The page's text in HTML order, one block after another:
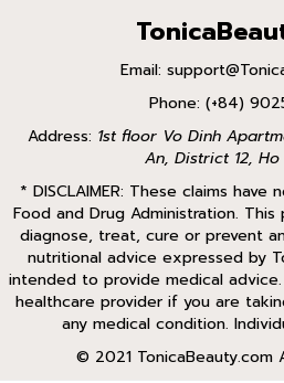
Email:
Phone: (+84)
Address: 1st floor Vo Dinh
An, District 12,
* DISCLAIMER: These claims
Food and Drug Administration.
diagnose, treat, cure or prevent
nutritional advice expressed by
intended to provide medical
healthcare provider if you are
any medical condition.
© 2021 TonicaBeauty.com